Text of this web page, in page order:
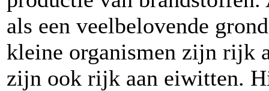
als een veelbelovende
kleine organismen zijn rijk
zijn ook rijk aan eiwitten.